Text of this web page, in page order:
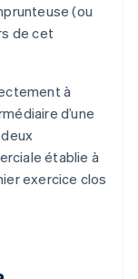
(ou
de cet
à
d’une
établie à
exercice clos